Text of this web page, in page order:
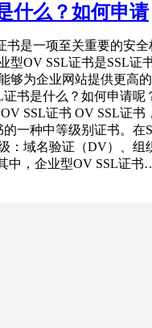
什么？如何申请
书是一项至关重要的安
型OV SSL证书是SSL证
够为企业网站提供更高
书是什么？如何申请呢
SSL证书 OV SSL证书
一种中等级别证书。在
：域名验证（DV）、组
中，企业型OV SSL证书